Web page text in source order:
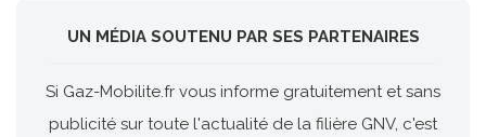
UN MÉDIA SOUTENU PAR SES PARTENAIRES
Si Gaz-Mobilite.fr vous informe gratuitement et sans
publicité sur toute l'actualité de la filière GNV, c'est